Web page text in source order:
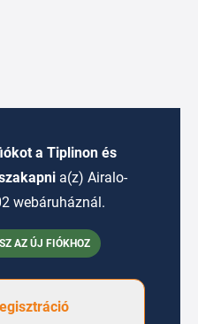
a Tiplinon és
a(z) Airalo-
webáruháznál.
AZ ÚJ FIÓKHOZ